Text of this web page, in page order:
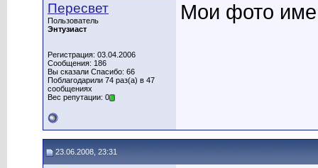
Пересвет
Пользователь
Энтузиаст
Регистрация: 03.04.2006
Сообщения: 186
Вы сказали Спасибо: 66
Поблагодарили 74 раз(а) в 47
сообщениях
Вес репутации: 0
Мои фото
23.06.2008, 23:31